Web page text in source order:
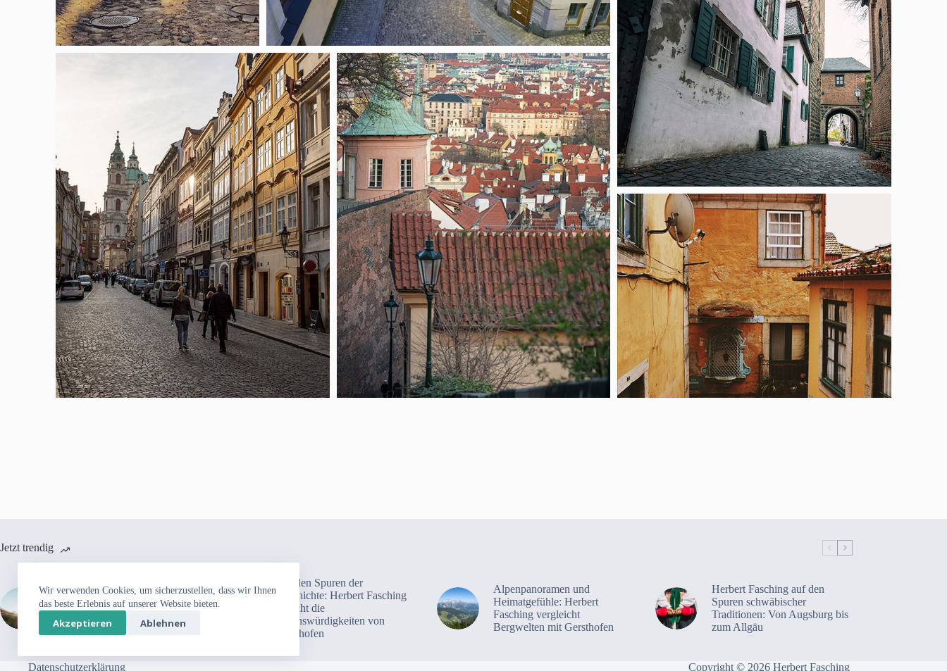
Wir verwenden Cookies, um sicherzustellen, dass wir Ihnen
das beste Erlebnis auf unserer Website bieten.
Akzeptieren Ablehnen
Jetzt trendig
Mit dem Rad von Gersthofen
zum Altmühltal: Herbert
Faschings Entdeckungsreise
durch Bayerns Landschaften
Auf den Spuren der
Geschichte: Herbert Fasching
besucht die
Sehenswürdigkeiten von
Gersthofen
Alpenpanoramen und
Heimatgefühle: Herbert
Fasching vergleicht
Bergwelten mit Gersthofen
Herbert Fasching auf den
Spuren schwäbischer
Traditionen: Von Augsburg bis
zum Allgäu
Datenschutzerklärung Copyright © 2026 Herbert Fasching